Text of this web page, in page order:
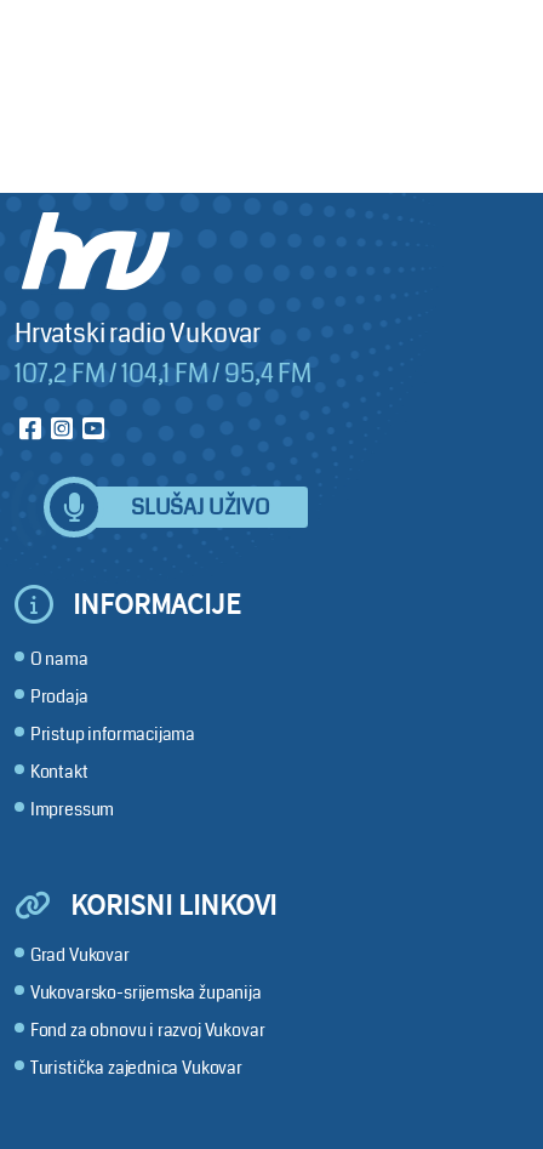
Hrvatski radio Vukovar
107,2 FM / 104,1 FM / 95,4 FM
SLUŠAJ UŽIVO
INFORMACIJE
O nama
Prodaja
Pristup informacijama
Kontakt
Impressum
KORISNI LINKOVI
Grad Vukovar
Vukovarsko-srijemska županija
Fond za obnovu i razvoj Vukovar
Turistička zajednica Vukovar